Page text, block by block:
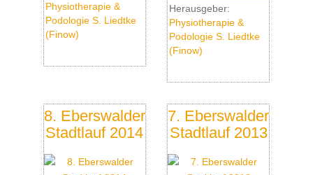
Physiotherapie &
Podologie S. Liedtke
(Finow)
Herausgeber:
Physiotherapie &
Podologie S. Liedtke
(Finow)
8. Eberswalder
Stadtlauf 2014
7. Eberswalder
Stadtlauf 2013